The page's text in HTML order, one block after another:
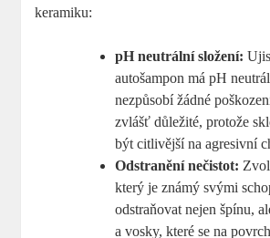
keramiku:
pH neutrální složení:
autošampon má pH
nezpůsobí žádné
zvlášť důležité, protože
být citlivější na agresivní
Odstranění nečistot:
který je známý svými
odstraňovat nejen špínu,
a vosky, které se na